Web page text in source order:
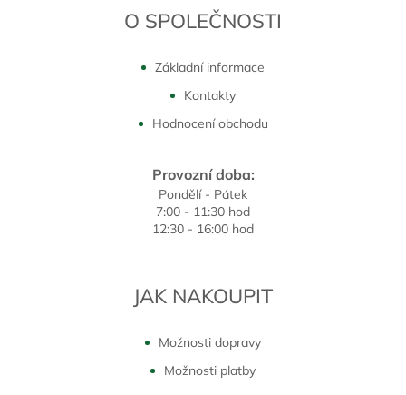
O SPOLEČNOSTI
Základní informace
Kontakty
Hodnocení obchodu
Provozní doba:
Pondělí - Pátek
7:00 - 11:30 hod
12:30 - 16:00 hod
JAK NAKOUPIT
Možnosti dopravy
Možnosti platby